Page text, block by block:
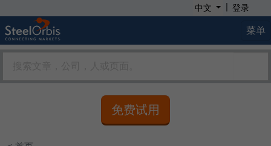
中文 | 登录
菜单
免费试用